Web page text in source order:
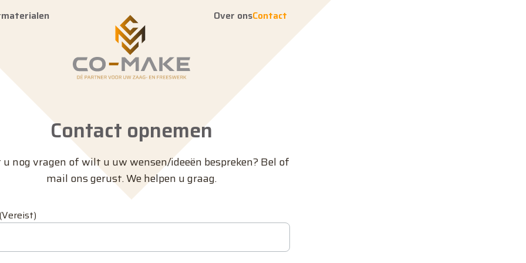
Over onsContact
Contact opnemen
nog vragen of wilt u uw wensen/ideeën bespreken? Bel of
mail ons gerust. We helpen u graag.
(Vereist)